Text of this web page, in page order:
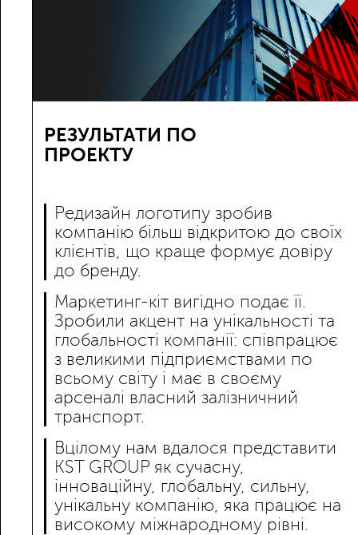
РЕЗУЛЬТАТИ ПО
ПРОЕКТУ
Редизайн логотипу зробив
компанію більш відкритою до своїх
клієнтів, що краще формує довіру
до бренду.
Маркетинг-кіт вигідно подає її.
Зробили акцент на унікальності та
глобальності компанії: співпрацює
з великими підприємствами по
всьому світу і має в своєму
арсеналі власний залізничний
транспорт.
Вцілому нам вдалося представити
KST GROUP як сучасну,
інноваційну, глобальну, сильну,
унікальну компанію, яка працює на
високому міжнародному рівні.